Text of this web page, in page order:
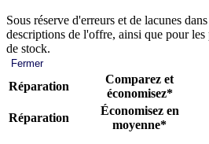
Sous réserve d'erreurs et de lacunes
descriptions de l'offre, ainsi que pour les
de stock.
Fermer
Réparation
Comparez et
économisez*
Réparation
Économisez en
moyenne*